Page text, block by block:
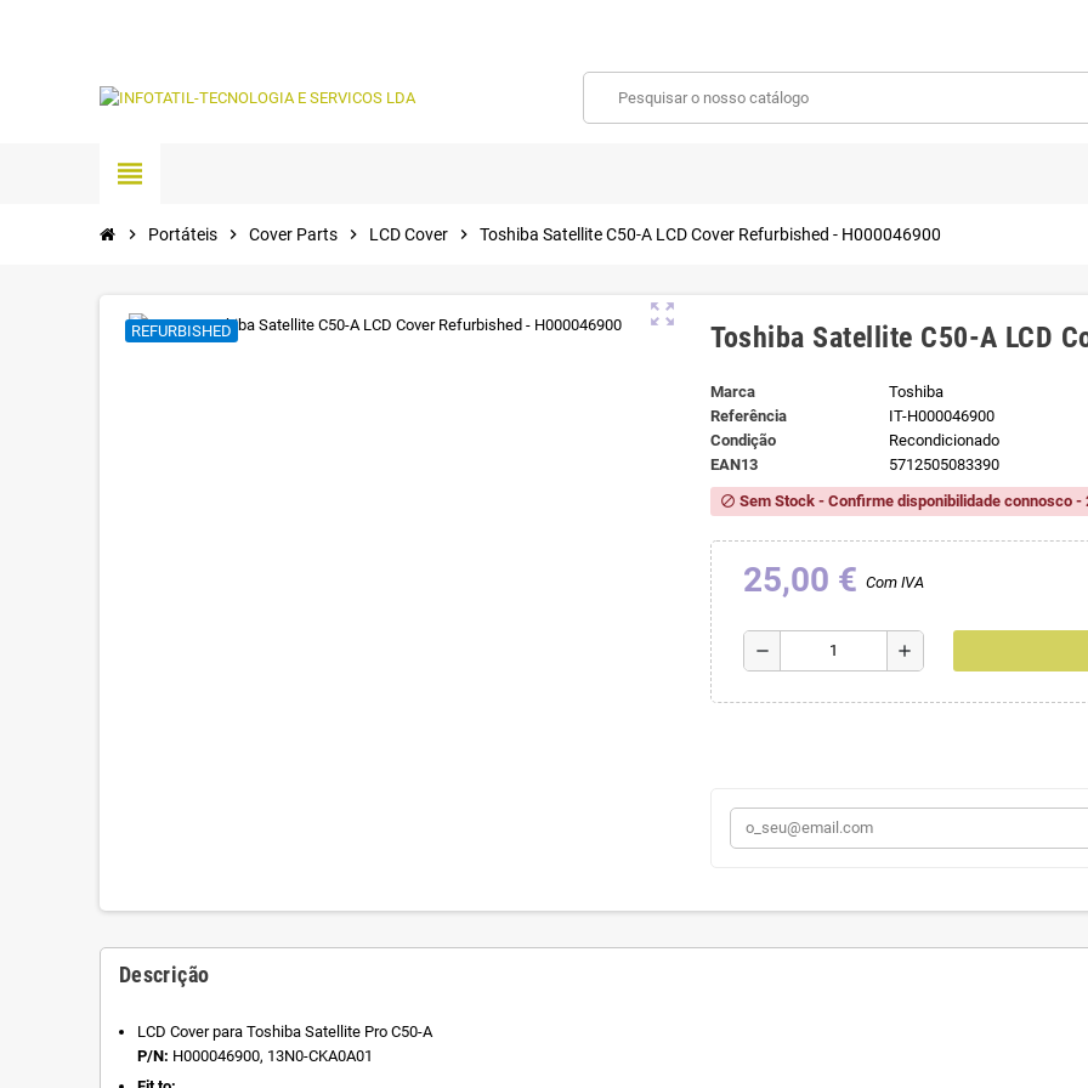
view_headline
chevron_right Portáteis chevron_right Cover Parts chevron_right LCD Cover chevron_right Toshiba Satellite C50-A LCD Cover Refurbished - H000046900
zoom_out_map
REFURBISHED Toshiba Satellite C50-A LCD
Marca
Toshiba
Referência
IT-H000046900
Condição
Recondicionado
EAN13
5712505083390
block Sem Stock - Confirme disponibilidade connosco -
25,00 € Com IVA
remove add
Descrição
LCD Cover para Toshiba Satellite Pro C50-A
P/N: H000046900, 13N0-CKA0A01